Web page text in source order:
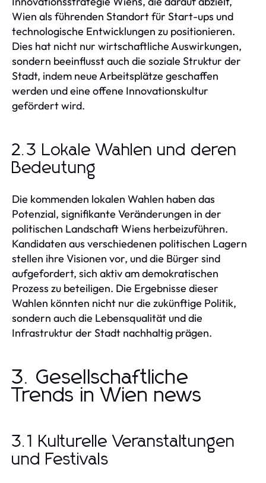
Wien als führenden Standort für Start-ups und
technologische Entwicklungen zu positionieren.
Dies hat nicht nur wirtschaftliche Auswirkungen,
sondern beeinflusst auch die soziale Struktur der
Stadt, indem neue Arbeitsplätze geschaffen
werden und eine offene Innovationskultur
gefördert wird.
2.3 Lokale Wahlen und deren
Bedeutung
Die kommenden lokalen Wahlen haben das
Potenzial, signifikante Veränderungen in der
politischen Landschaft Wiens herbeizuführen.
Kandidaten aus verschiedenen politischen Lagern
stellen ihre Visionen vor, und die Bürger sind
aufgefordert, sich aktiv am demokratischen
Prozess zu beteiligen. Die Ergebnisse dieser
Wahlen könnten nicht nur die zukünftige Politik,
sondern auch die Lebensqualität und die
Infrastruktur der Stadt nachhaltig prägen.
3. Gesellschaftliche
Trends in Wien news
3.1 Kulturelle Veranstaltungen
und Festivals